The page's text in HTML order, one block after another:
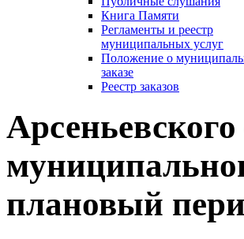
Книга Памяти
Регламенты и реестр
муниципальных услуг
Положение о
заказе
Реестр заказов
плановый